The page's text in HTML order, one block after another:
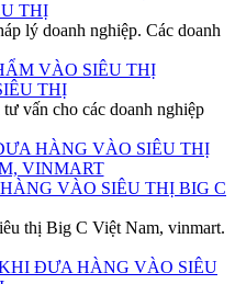
THỊ
lý doanh nghiệp. Các doanh
THỊ
vấn cho các doanh nghiệp
VÀO SIÊU THỊ BIG C
thị Big C Việt Nam, vinmart.